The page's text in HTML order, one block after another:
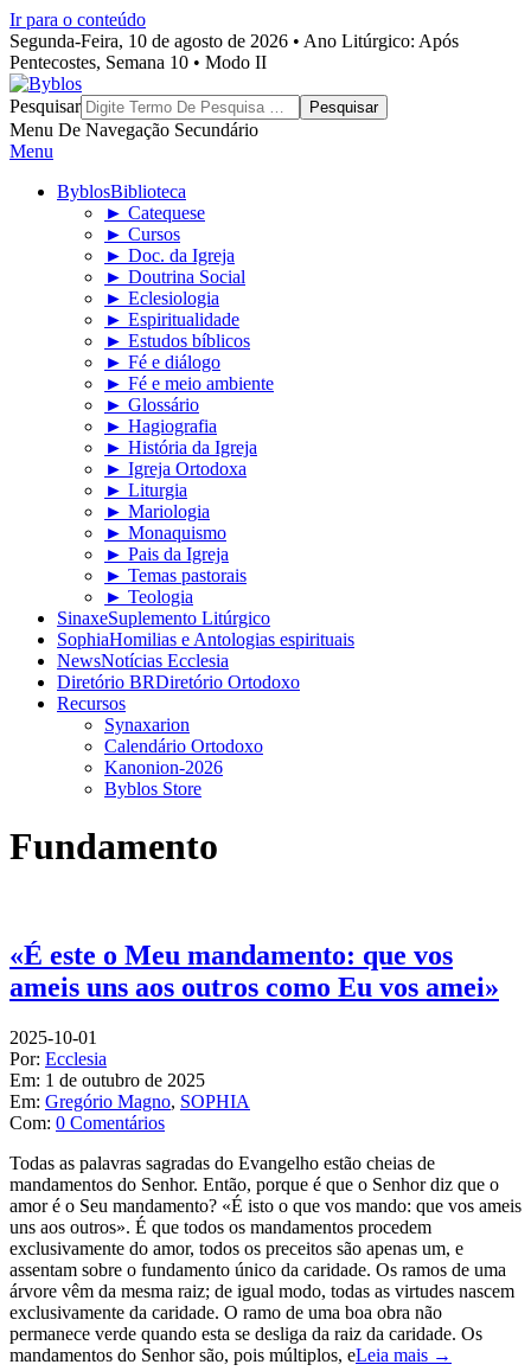
Ir para o conteúdo
Segunda-Feira, 10 de agosto de 2026 • Ano Litúrgico: Após
Pentecostes, Semana 10 • Modo II
Byblos
Pesquisar
Menu De Navegação Secundário
Menu
ByblosBiblioteca
► Catequese
► Cursos
► Doc. da Igreja
► Doutrina Social
► Eclesiologia
► Espiritualidade
► Estudos bíblicos
► Fé e diálogo
► Fé e meio ambiente
► Glossário
► Hagiografia
► História da Igreja
► Igreja Ortodoxa
► Liturgia
► Mariologia
► Monaquismo
► Pais da Igreja
► Temas pastorais
► Teologia
SinaxeSuplemento Litúrgico
SophiaHomilias e Antologias espirituais
NewsNotícias Ecclesia
Diretório BRDiretório Ortodoxo
Recursos
Synaxarion
Calendário Ortodoxo
Kanonion-2026
Byblos Store
Fundamento
«É este o Meu mandamento: que vos
ameis uns aos outros como Eu vos amei»
2025-10-01
Por: Ecclesia
Em: 1 de outubro de 2025
Em: Gregório Magno, SOPHIA
Com: 0 Comentários
Todas as palavras sagradas do Evangelho estão cheias de
mandamentos do Senhor. Então, porque é que o Senhor diz que o
amor é o Seu mandamento? «É isto o que vos mando: que vos ameis
uns aos outros». É que todos os mandamentos procedem
exclusivamente do amor, todos os preceitos são apenas um, e
assentam sobre o fundamento único da caridade. Os ramos de uma
árvore vêm da mesma raiz; de igual modo, todas as virtudes nascem
exclusivamente da caridade. O ramo de uma boa obra não
permanece verde quando esta se desliga da raiz da caridade. Os
mandamentos do Senhor são, pois múltiplos, eLeia mais →